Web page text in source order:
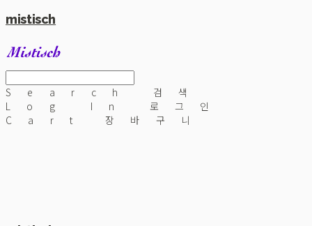
mistisch
Search
검색
Log In
로그인
Cart
장바구니